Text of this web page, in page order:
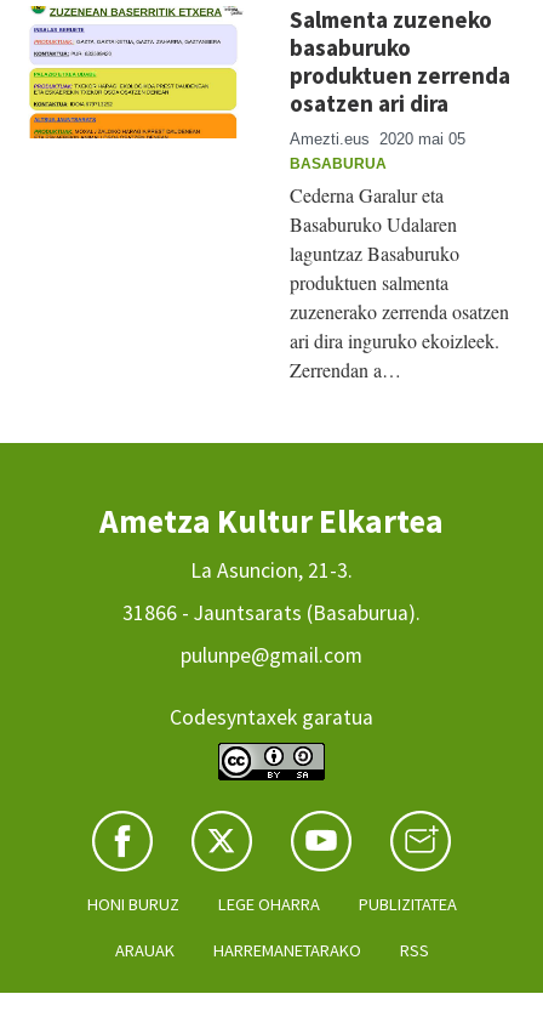
Salmenta zuzeneko
basaburuko
produktuen zerrenda
osatzen ari dira
Amezti.eus 2020 mai 05
BASABURUA
Cederna Garalur eta
Basaburuko Udalaren
laguntzaz Basaburuko
produktuen salmenta
zuzenerako zerrenda osatzen
ari dira inguruko ekoizleek.
Zerrendan a…
Ametza Kultur Elkartea
La Asuncion, 21-3.
31866 - Jauntsarats (Basaburua).
pulunpe@gmail.com
Codesyntaxek garatua
HONI BURUZ LEGE OHARRA PUBLIZITATEA
ARAUAK HARREMANETARAKO RSS